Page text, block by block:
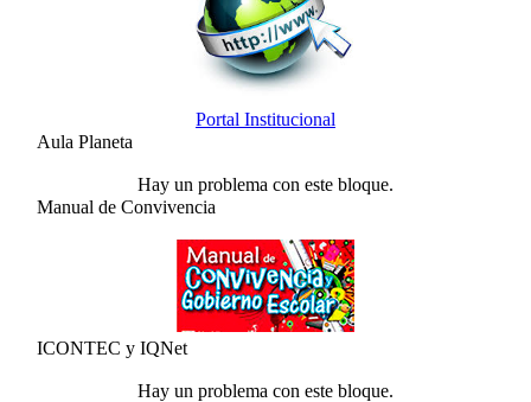
Portal Institucional
Aula Planeta
Hay un problema con este bloque.
Manual de Convivencia
ICONTEC y IQNet
Hay un problema con este bloque.